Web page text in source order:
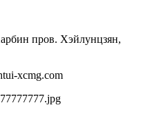
пров. Хэйлунцзян,
xcmg.com